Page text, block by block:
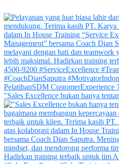
"Sales Excellence bukan hanya